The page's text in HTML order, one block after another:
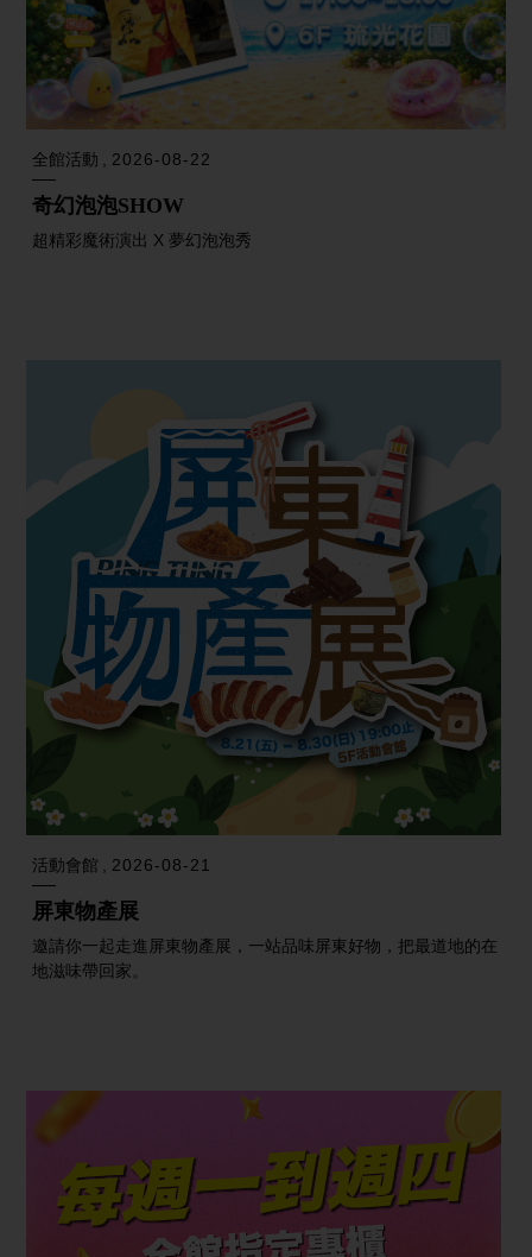
全館活動 2026-08-22
奇幻泡泡SHOW
超精彩魔術演出 X 夢幻泡泡秀
活動會館 2026-08-21
屏東物產展
邀請你一起走進屏東物產展，一站品味屏東好物，把最道地的在
地滋味帶回家。